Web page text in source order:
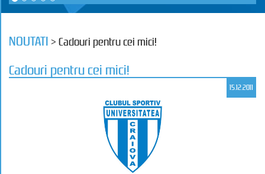
NOUTATI > Cadouri pentru cei mici!
Cadouri pentru cei mici!
15.12.2011